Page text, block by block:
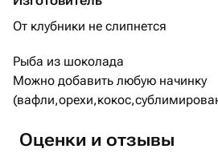
От клубники не слипнется
Рыба из шоколада
Можно добавить любую начинку
Оценки и отзывы